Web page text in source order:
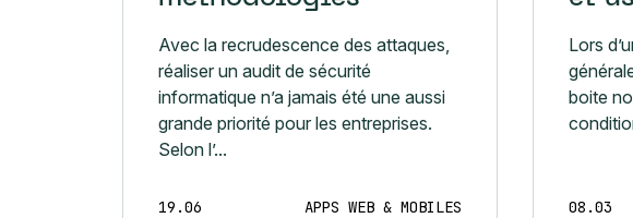
Avec la recrudescence des attaques,
réaliser un audit de sécurité
informatique n’a jamais été une aussi
grande priorité pour les entreprises.
Selon l’...
19.06 APPS WEB & MOBILES
Lors
boite
08.03